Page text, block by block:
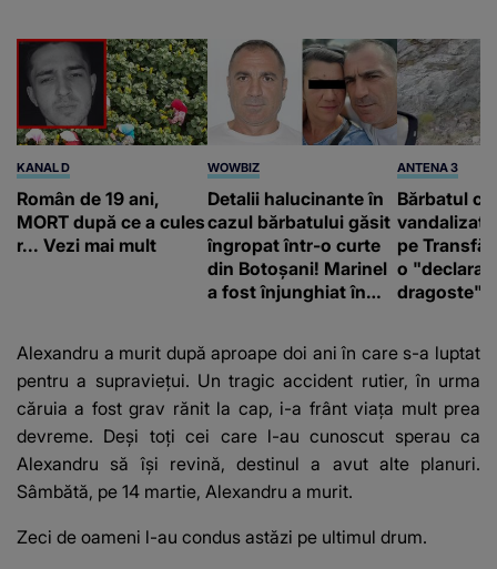
KANAL D
Român de 19 ani,
MORT după ce a cules
r... Vezi mai mult
WOWBIZ
Detalii halucinante în
cazul bărbatului găsit
îngropat într-o curte
din Botoșani! Marinel
a fost înjunghiat în
suspecți
ANTENA 3
Bărbatul
vandalizat
pe
o
dragoste"
Alexandru a murit după aproape doi ani în care s-a luptat
pentru a supraviețui. Un tragic accident rutier, în urma
căruia a fost grav rănit la cap, i-a frânt viața mult prea
devreme. Deși toți cei care l-au cunoscut sperau ca
Alexandru să își revină, destinul a avut alte planuri.
Sâmbătă, pe 14 martie, Alexandru a murit.
Zeci de oameni l-au condus astăzi pe ultimul drum.